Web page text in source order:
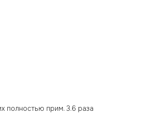
полностью прим. 3.6 раза